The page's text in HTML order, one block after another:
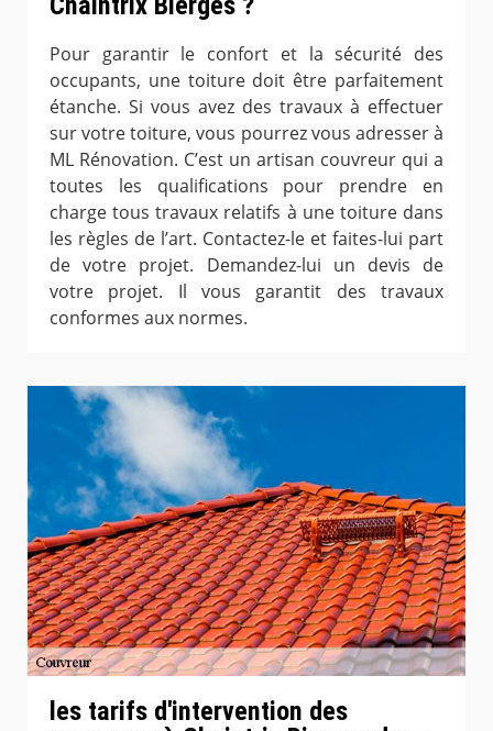
Pour garantir le confort et la sécurité des
occupants, une toiture doit être parfaitement
étanche. Si vous avez des travaux à effectuer
sur votre toiture, vous pourrez vous adresser à
ML Rénovation. C’est un artisan couvreur qui a
toutes les qualifications pour prendre en
charge tous travaux relatifs à une toiture dans
les règles de l’art. Contactez-le et faites-lui part
de votre projet. Demandez-lui un devis de
votre projet. Il vous garantit des travaux
conformes aux normes.
les tarifs d'intervention des